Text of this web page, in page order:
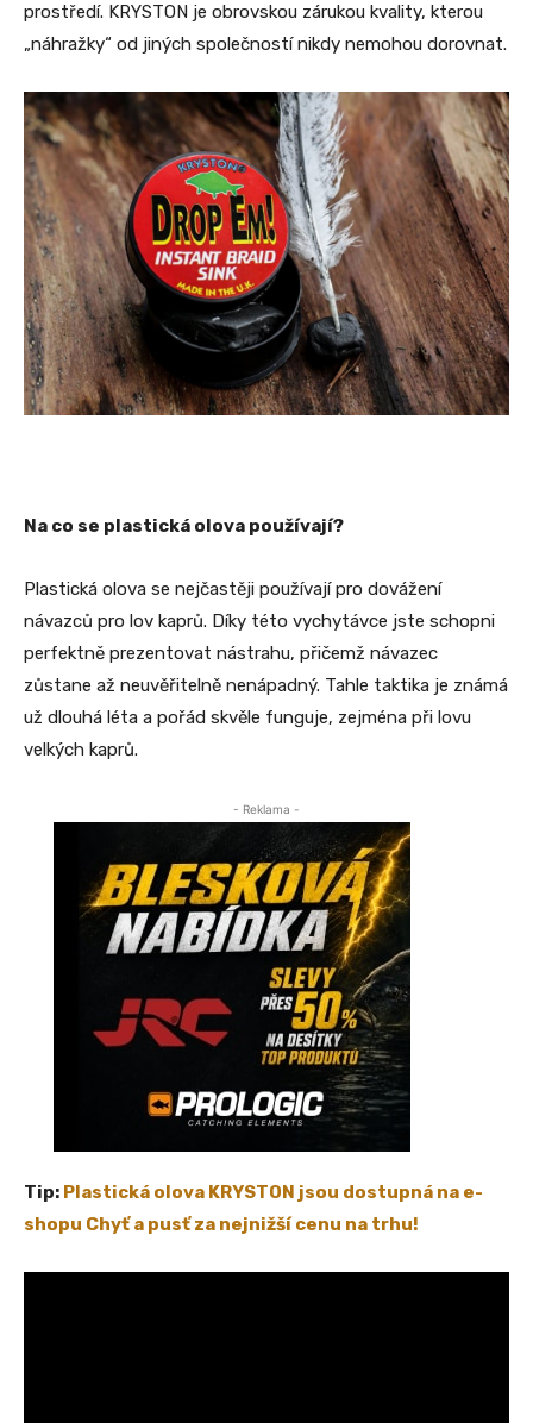
prostředí. KRYSTON je obrovskou zárukou kvality, kterou
„náhražky“ od jiných společností nikdy nemohou dorovnat.
Na co se plastická olova používají?
Plastická olova se nejčastěji používají pro dovážení
návazců pro lov kaprů. Díky této vychytávce jste schopni
perfektně prezentovat nástrahu, přičemž návazec
zůstane až neuvěřitelně nenápadný. Tahle taktika je známá
už dlouhá léta a pořád skvěle funguje, zejména při lovu
velkých kaprů.
- Reklama -
Tip: Plastická olova KRYSTON jsou dostupná na e-
shopu Chyť a pusť za nejnižší cenu na trhu!